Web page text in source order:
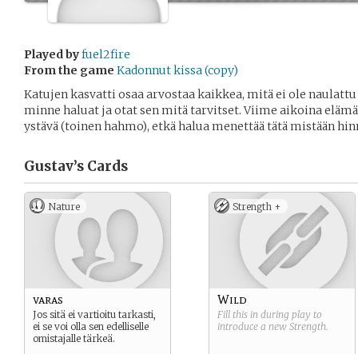
Played byfuel2fire
From the game Kadonnut kissa (copy)
Katujen kasvatti osaa arvostaa kaikkea, mitä ei ole
minne haluat ja otat sen mitä tarvitset. Viime aikoina
ystävä (toinen hahmo), etkä halua menettää tätä mistään
Gustav’s Cards
Nature
varas
Jos sitä ei vartioitu tarkasti,
ei se voi olla sen edelliselle
omistajalle tärkeä.
Strength +
Wild
Fill this in during play to
introduce a new Strength.